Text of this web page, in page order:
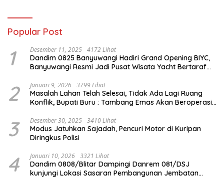
Popular Post
1 Desember 11, 2025 4172 Lihat
Dandim 0825 Banyuwangi Hadiri Grand Opening BIYC,
Banyuwangi Resmi Jadi Pusat Wisata Yacht Bertaraf
2 Januari 9, 2026 3799 Lihat
Masalah Lahan Telah Selesai, Tidak Ada Lagi Ruang
Konflik, Bupati Buru : Tambang Emas Akan Beroperasi
3 Desember 30, 2025 3410 Lihat
Modus Jatuhkan Sajadah, Pencuri Motor di Kuripan
Diringkus Polisi
4 Januari 10, 2026 3321 Lihat
Dandim 0808/Blitar Dampingi Danrem 081/DSJ
kunjungi Lokasi Sasaran Pembangunan Jembatan